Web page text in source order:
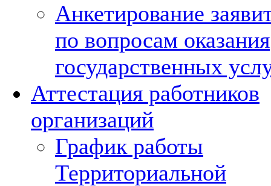
Анкетирование
по вопросам оказания
государственных
Аттестация работников
организаций
График работы
Территориальной